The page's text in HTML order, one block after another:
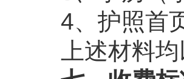
4、护照首
上述材料